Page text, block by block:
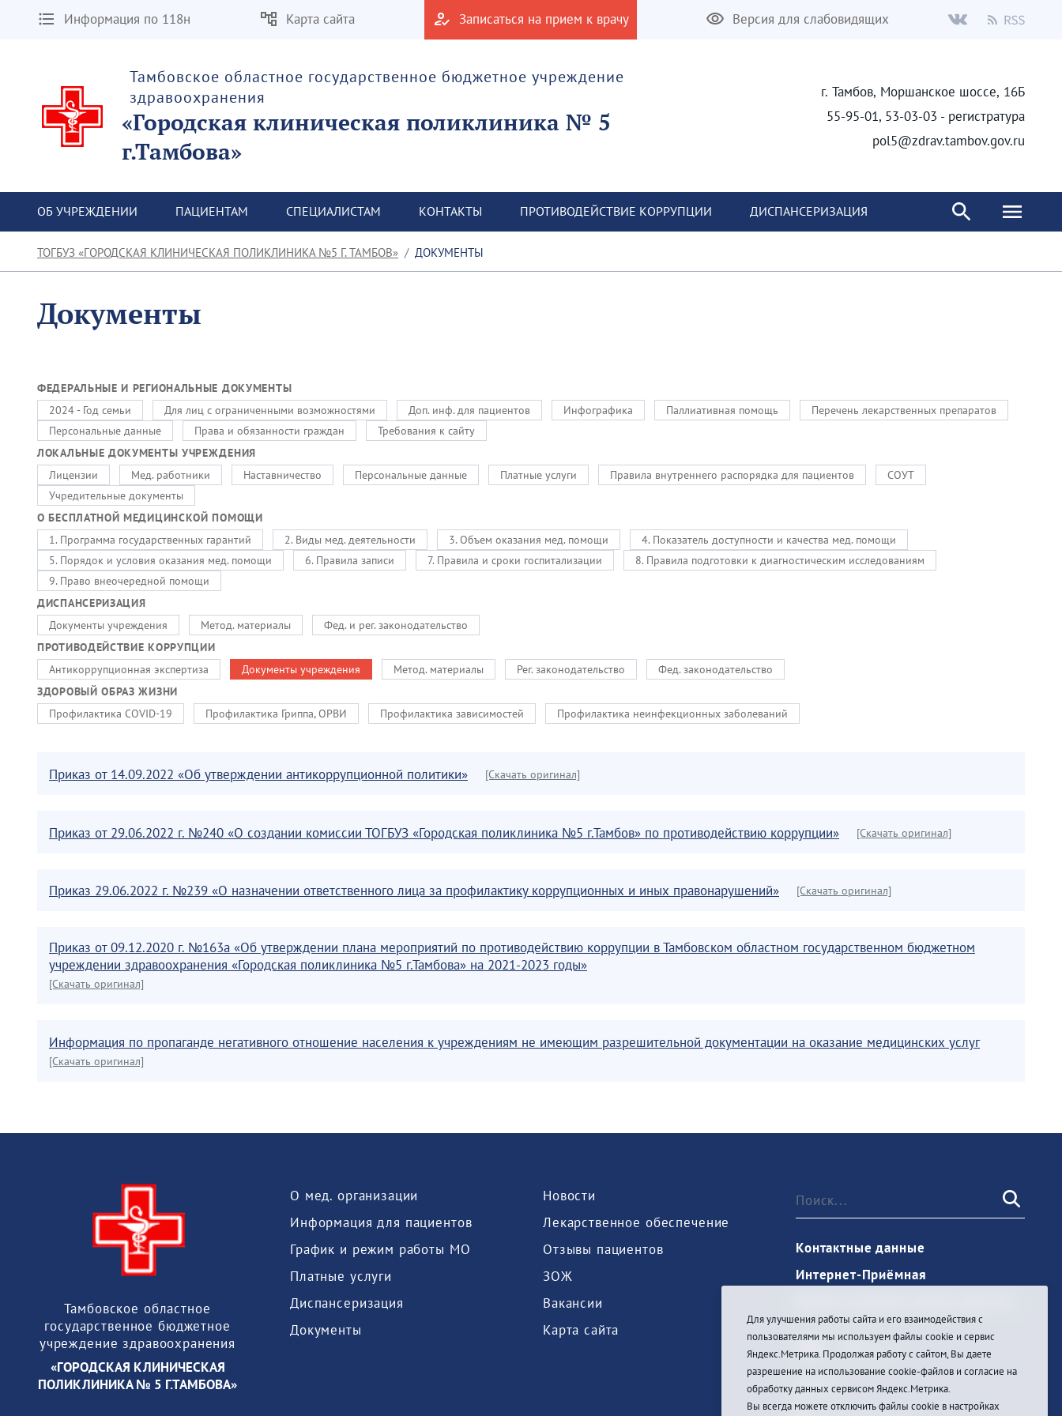
Информация по 118н Карта сайта Записаться на прием к врачу Версия для слабовидящих
Тамбовское областное государственное бюджетное учреждение
здравоохранения
«Городская клиническая поликлиника № 5
г.Тамбова»
г. Тамбов, Моршанское шоссе, 16Б
55-95-01, 53-03-03 - регистратура
pol5@zdrav.tambov.gov.ru
ОБ УЧРЕЖДЕНИИ ПАЦИЕНТАМ СПЕЦИАЛИСТАМ КОНТАКТЫ ПРОТИВОДЕЙСТВИЕ КОРРУПЦИИ ДИСПАНСЕРИЗАЦИЯ
ТОГБУЗ «ГОРОДСКАЯ КЛИНИЧЕСКАЯ ПОЛИКЛИНИКА №5 Г. ТАМБОВ» ДОКУМЕНТЫ
Документы
ФЕДЕРАЛЬНЫЕ И РЕГИОНАЛЬНЫЕ ДОКУМЕНТЫ
2024 - Год семьи
Для лиц с ограниченными возможностями Доп. инф. для пациентов Инфографика Паллиативная помощь
Перечень лекарственных препаратов
Персональные данные
Права и обязанности граждан
Требования к сайту
ЛОКАЛЬНЫЕ ДОКУМЕНТЫ УЧРЕЖДЕНИЯ
Лицензии
Мед. работники Наставничество Персональные данные Платные услуги Правила внутреннего распорядка для пациентов
СОУТ
Учредительные документы
О БЕСПЛАТНОЙ МЕДИЦИНСКОЙ ПОМОЩИ
1. Программа государственных гарантий
2. Виды мед. деятельности 3. Объем оказания мед. помощи
4. Показатель доступности и качества мед. помощи
5. Порядок и условия оказания мед. помощи
6. Правила записи 7. Правила и сроки госпитализации
8. Правила подготовки к диагностическим исследованиям
9. Право внеочередной помощи
ДИСПАНСЕРИЗАЦИЯ
Документы учреждения
Метод. материалы
Фед. и рег. законодательство
ПРОТИВОДЕЙСТВИЕ КОРРУПЦИИ
Антикоррупционная экспертиза
Документы учреждения Метод. материалы Рег. законодательство
Фед. законодательство
ЗДОРОВЫЙ ОБРАЗ ЖИЗНИ
Профилактика COVID-19
Профилактика Гриппа, ОРВИ Профилактика зависимостей Профилактика неинфекционных заболеваний
Приказ от 14.09.2022 «Об утверждении антикоррупционной политики» [Скачать оригинал]
Приказ от 29.06.2022 г. №240 «О создании комиссии ТОГБУЗ «Городская поликлиника №5 г.Тамбов» по противодействию коррупции» [Скачать оригинал]
Приказ 29.06.2022 г. №239 «О назначении ответственного лица за профилактику коррупционных и иных правонарушений» [Скачать оригинал]
Приказ от 09.12.2020 г. №163а «Об утверждении плана мероприятий по противодействию коррупции в Тамбовском областном государственном бюджетном
учреждении здравоохранения «Городская поликлиника №5 г.Тамбова» на 2021-2023 годы»
[Скачать оригинал]
Информация по пропаганде негативного отношение населения к учреждениям не имеющим разрешительной документации на оказание медицинских услуг
[Скачать оригинал]
Тамбовское областное
государственное бюджетное
учреждение здравоохранения
«ГОРОДСКАЯ КЛИНИЧЕСКАЯ
ПОЛИКЛИНИКА № 5 Г.ТАМБОВА»
О мед. организации
Информация для пациентов
График и режим работы МО
Платные услуги
Диспансеризация
Документы
Новости
Лекарственное обеспечение
Отзывы пациентов
ЗОЖ
Вакансии
Карта сайта
Контактные данные
Интернет-Приёмная
Войти
Для улучшения работы сайта и его взаимодействия с
пользователями мы используем файлы cookie и сервис
Яндекс.Метрика. Продолжая работу с сайтом, Вы даете
разрешение на использование cookie-файлов и согласие на
обработку данных сервисом Яндекс.Метрика.
Вы всегда можете отключить файлы cookie в настройках